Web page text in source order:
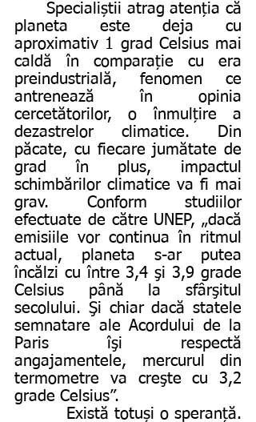
planeta este deja cu
aproximativ 1 grad Celsius mai
caldă în comparație cu era
preindustrială, fenomen ce
antrenează în opinia
cercetătorilor, o înmulțire a
dezastrelor climatice. Din
păcate, cu fiecare jumătate de
grad în plus, impactul
schimbărilor climatice va fi mai
grav. Conform studiilor
efectuate de către UNEP, „dacă
emisiile vor continua în ritmul
actual, planeta s-ar putea
încălzi cu între 3,4 şi 3,9 grade
Celsius până la sfârşitul
secolului. Şi chiar dacă statele
semnatare ale Acordului de la
Paris îşi respectă
angajamentele, mercurul din
termometre va creşte cu 3,2
grade Celsius”.